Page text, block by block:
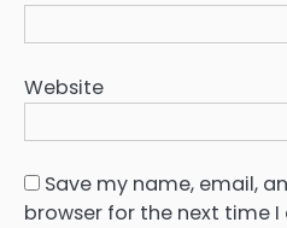
Website
Save my name, email,
browser for the next time